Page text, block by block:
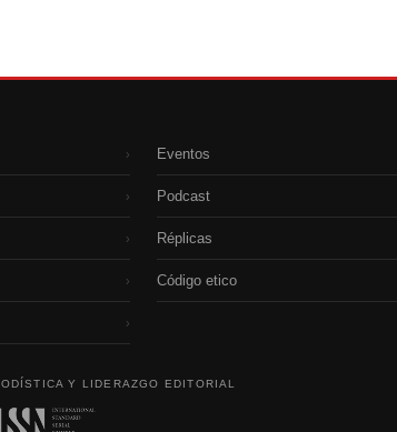
›
›
›
›
›
Eventos
Podcast
Réplicas
Código etico
Y LIDERAZGO EDITORIAL